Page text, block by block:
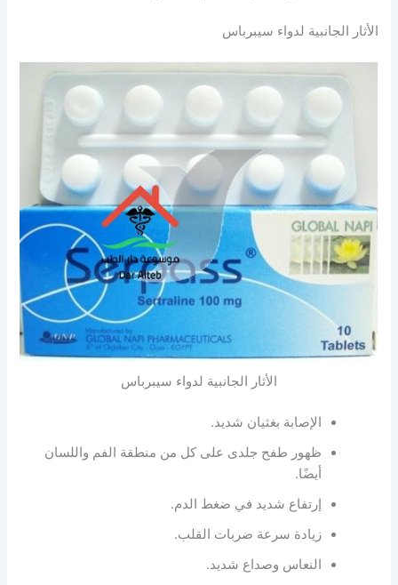
الأثار الجانبية لدواء سيبرباس
الأثار الجانبية لدواء سيبرباس
الإصابة بغثيان شديد.
ظهور طفح جلدى على كل من منطقة الفم واللسان
أيضًا.
إرتفاع شديد في ضغط الدم.
زيادة سرعة ضربات القلب.
النعاس وصداع شديد.